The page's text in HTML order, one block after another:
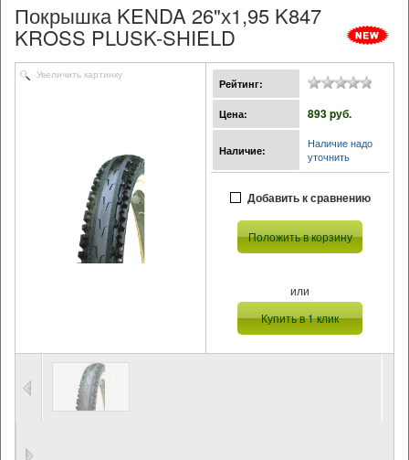
Покрышка KENDA 26"х1,95 K847
KROSS PLUSK-SHIELD
Увеличить картинку
Рейтинг:
Цена: 893 pуб.
Наличие:
Наличие надо
уточнить
Добавить к сравнению
Положить в корзину
или
Купить в 1 клик